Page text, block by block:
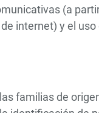
(a
internet) y el
familias de